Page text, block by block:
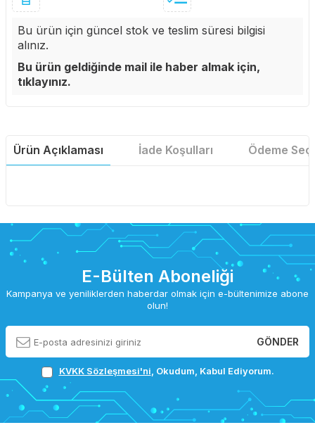
Bu ürün için güncel stok ve teslim süresi bilgisi
alınız.
Bu ürün geldiğinde mail ile haber almak için,
tıklayınız.
Ürün Açıklaması İade Koşulları Ödeme
E-Bülten Aboneliği
Kampanya ve yeniliklerden haberdar olmak için e-bültenimize abone
olun!
GÖNDER
KVKK Sözleşmesi'ni , Okudum, Kabul Ediyorum.